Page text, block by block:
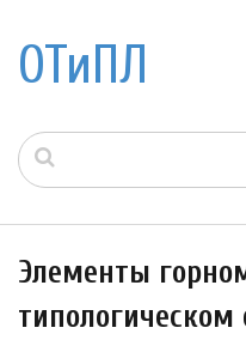
ОТиПЛ
Элементы